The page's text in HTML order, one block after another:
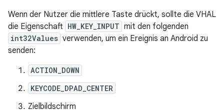
Wenn der Nutzer die mittlere Taste drückt, sollte die VHAL
die Eigenschaft HW_KEY_INPUT mit den folgenden
int32Values verwenden, um ein Ereignis an Android zu
senden:
ACTION_DOWN
KEYCODE_DPAD_CENTER
Zielbildschirm